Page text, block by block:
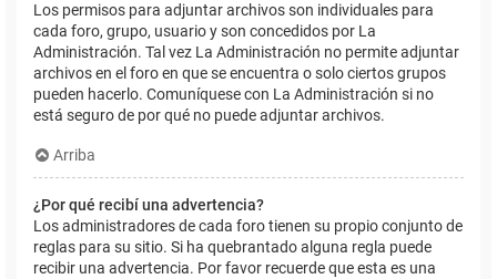
Los permisos para adjuntar archivos son individuales para
cada foro, grupo, usuario y son concedidos por La
Administración. Tal vez La Administración no permite adjuntar
archivos en el foro en que se encuentra o solo ciertos grupos
pueden hacerlo. Comuníquese con La Administración si no
está seguro de por qué no puede adjuntar archivos.
Arriba
¿Por qué recibí una advertencia?
Los administradores de cada foro tienen su propio conjunto de
reglas para su sitio. Si ha quebrantado alguna regla puede
recibir una advertencia. Por favor recuerde que esta es una